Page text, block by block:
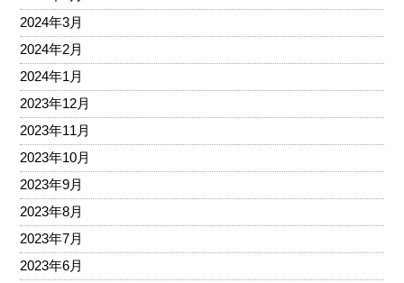
2024年3月
2024年2月
2024年1月
2023年12月
2023年11月
2023年10月
2023年9月
2023年8月
2023年7月
2023年6月